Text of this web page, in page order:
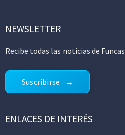
NEWSLETTER
Recibe todas las noticias de Funcas
Suscribirse
ENLACES DE INTERÉS